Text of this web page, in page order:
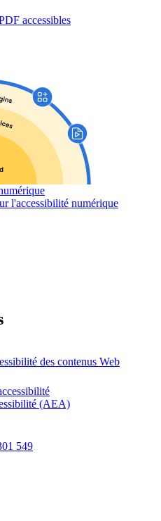
accessibles
l'accessibilité numérique
des contenus Web
(AEA)
549